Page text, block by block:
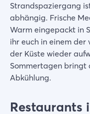
Strandspaziergang
abhängig. Frische
Warm eingepackt in
ihr euch in einem
der Küste wieder
Sommertagen bringt
Abkühlung.
Restaurants